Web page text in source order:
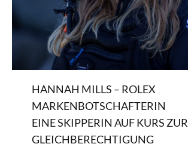
HANNAH MILLS – ROLEX
MARKENBOTSCHAFTERIN
EINE SKIPPERIN AUF KURS ZUR
GLEICHBERECHTIGUNG